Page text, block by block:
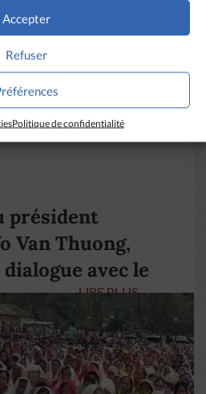
Accepter
Refuser
Politique de confidentialité
président
Van Thuong,
avec le
LIRE PLUS →